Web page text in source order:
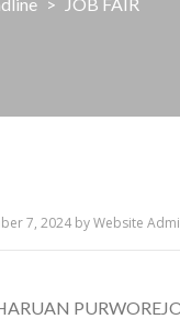
7, 2024 byWebsite